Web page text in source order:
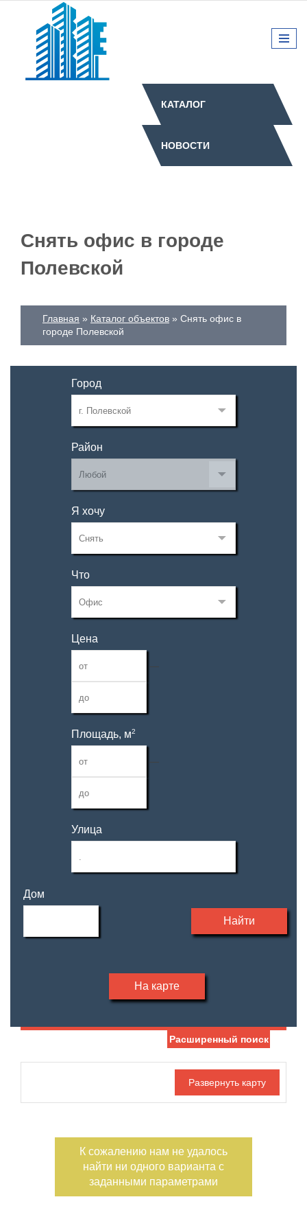
КАТАЛОГ
НОВОСТИ
Снять офис в городе
Полевской
Главная Каталог объектов
Снять офис в
городе Полевской
Город
Район
Я хочу
Что
Цена
—
Площадь, м2
—
Улица
Дом
Найти
На карте
С фото
Отдельный вход
Расширенный поиск
К сожалению нам не удалось
найти ни одного варианта с
заданными параметрами